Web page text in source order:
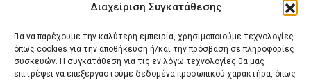
Διαχείριση Συγκατάθεσης
Για να παρέχουμε την καλύτερη εμπειρία, χρησιμοποιούμε τεχνολογίες
όπως cookies για την αποθήκευση ή/και την πρόσβαση σε πληροφορίες
συσκευών. Η συγκατάθεση για τις εν λόγω τεχνολογίες θα μας
επιτρέψει να επεξεργαστούμε δεδομένα προσωπικού χαρακτήρα, όπως